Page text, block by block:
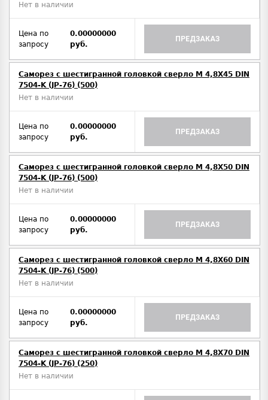
Нет в наличии
Цена по
запросу
0.00000000
руб.
ПРЕДЗАКАЗ
Саморез с шестигранной головкой сверло М 4,8Х45 DIN
7504-K (JP-76) (500)
Нет в наличии
Цена по
запросу
0.00000000
руб.
ПРЕДЗАКАЗ
Саморез с шестигранной головкой сверло М 4,8Х50 DIN
7504-K (JP-76) (500)
Нет в наличии
Цена по
запросу
0.00000000
руб.
ПРЕДЗАКАЗ
Саморез с шестигранной головкой сверло М 4,8Х60 DIN
7504-K (JP-76) (500)
Нет в наличии
Цена по
запросу
0.00000000
руб.
ПРЕДЗАКАЗ
Саморез с шестигранной головкой сверло М 4,8Х70 DIN
7504-K (JP-76) (250)
Нет в наличии